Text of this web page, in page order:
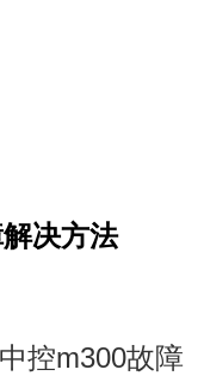
决方法
控m300故障